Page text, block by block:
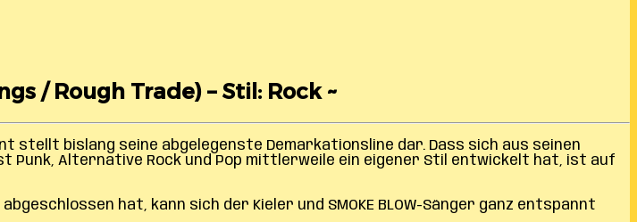
/ Rough Trade) – Stil: Rock ~
stellt bislang seine abgelegenste Demarkationsline dar. Dass sich aus seinen
Punk, Alternative Rock und Pop mittlerweile ein eigener Stil entwickelt hat, ist auf
hat, kann sich der Kieler und SMOKE BLOW-Sänger ganz entspannt